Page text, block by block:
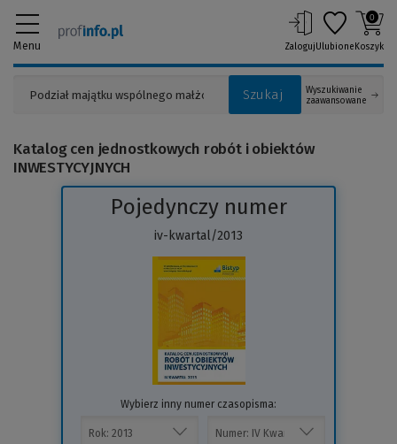
Menu
Szukaj
Wyszukiwanie
zaawansowane
ZalogujUlubione
0
Koszyk
Katalog cen jednostkowych robót i obiektów
INWESTYCYJNYCH
Pojedynczy numer
iv-kwartal/2013
do
Wybierz inny numer czasopisma: